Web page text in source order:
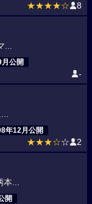
★★★★☆ 8
...
公開
-
年12月公開
★★★☆☆ 2
本...
開